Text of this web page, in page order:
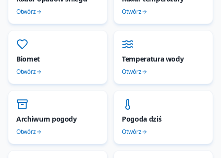
Otwórz Otwórz
Biomet
Otwórz
Temperatura wody
Otwórz
Archiwum pogody
Otwórz
Pogoda dziś
Otwórz